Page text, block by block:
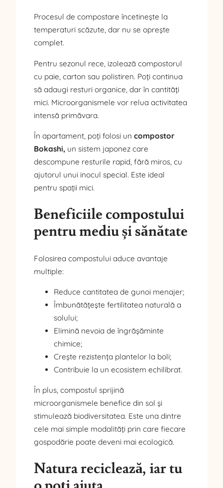
Procesul de compostare încetinește la
temperaturi scăzute, dar nu se oprește
complet.
Pentru sezonul rece, izolează compostorul
cu paie, carton sau polistiren. Poți continua
să adaugi resturi organice, dar în cantități
mici. Microorganismele vor relua activitatea
intensă primăvara.
În apartament, poți folosi un compostor
Bokashi, un sistem japonez care
descompune resturile rapid, fără miros, cu
ajutorul unui inocul special. Este ideal
pentru spații mici.
Beneficiile compostului
pentru mediu și sănătate
Folosirea compostului aduce avantaje
multiple:
Reduce cantitatea de gunoi menajer;
Îmbunătățește fertilitatea naturală a
solului;
Elimină nevoia de îngrășăminte
chimice;
Crește rezistența plantelor la boli;
Contribuie la un ecosistem echilibrat.
În plus, compostul sprijină
microorganismele benefice din sol și
stimulează biodiversitatea. Este una dintre
cele mai simple modalități prin care fiecare
gospodărie poate deveni mai ecologică.
Natura reciclează, iar tu